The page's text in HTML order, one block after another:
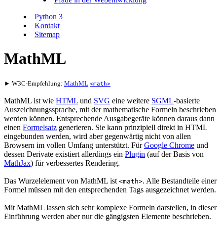
Python 3
Kontakt
Sitemap
MathML
► W3C-Empfehlung: MathML <math>
MathML ist wie HTML und SVG eine weitere SGML-basierte
Auszeichnungssprache, mit der mathematische Formeln beschrieben
werden können. Entsprechende Ausgabegeräte können daraus dann
einen Formelsatz generieren. Sie kann prinzipiell direkt in HTML
eingebunden werden, wird aber gegenwärtig nicht von allen
Browsern im vollen Umfang unterstützt. FürGoogle Chrome und
dessen Derivate existiert allerdings ein Plugin (auf der Basis von
MathJax) für verbessertes Rendering.
Das Wurzelelement von MathML ist <math>. Alle Bestandteile einer
Formel müssen mit den entsprechenden Tags ausgezeichnet werden.
Mit MathML lassen sich sehr komplexe Formeln darstellen, in dieser
Einführung werden aber nur die gängigsten Elemente beschrieben.